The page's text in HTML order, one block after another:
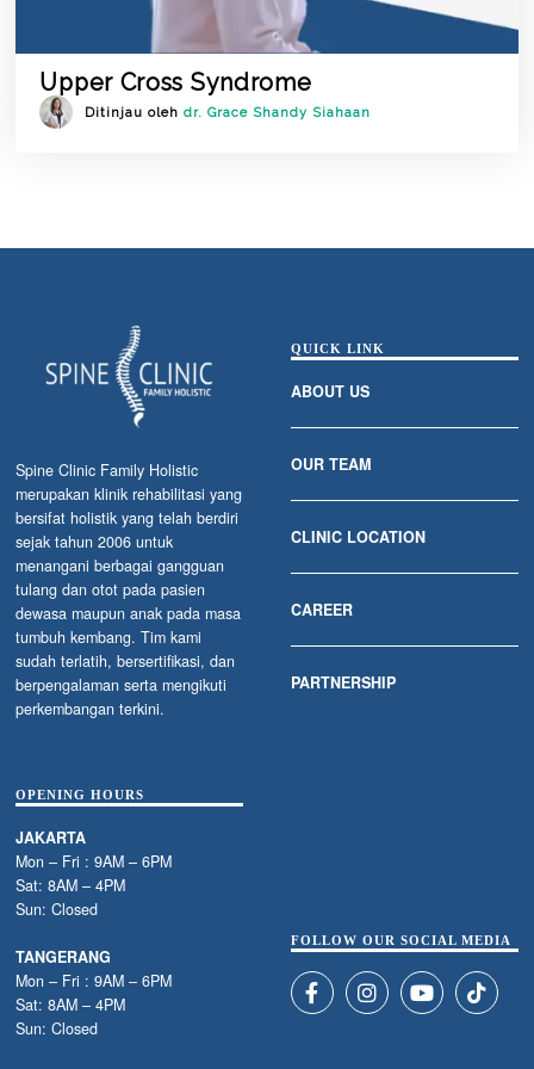
Upper Cross Syndrome
Ditinjau olehdr. Grace Shandy Siahaan
Spine Clinic Family Holistic
merupakan klinik rehabilitasi yang
bersifat holistik yang telah berdiri
sejak tahun 2006 untuk
menangani berbagai gangguan
tulang dan otot pada pasien
dewasa maupun anak pada masa
tumbuh kembang. Tim kami
sudah terlatih, bersertifikasi, dan
berpengalaman serta mengikuti
perkembangan terkini.
QUICK LINK
ABOUT US
OUR TEAM
CLINIC LOCATION
CAREER
PARTNERSHIP
OPENING HOURS
JAKARTA
Mon – Fri : 9AM – 6PM
Sat: 8AM – 4PM
Sun: Closed
TANGERANG
Mon – Fri : 9AM – 6PM
Sat: 8AM – 4PM
Sun: Closed
FOLLOW OUR SOCIAL MEDIA